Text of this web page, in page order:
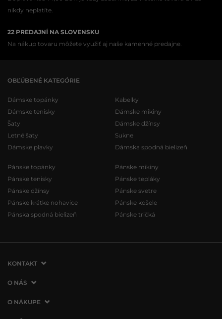
nikdy neplatíte.
22 PREDAJNÍ NA SLOVENSKU
Na nákup tovaru môžete využiť aj naše kamenné predajne.
OBĽÚBENÉ KATEGÓRIE
Dámske topánky
Dámske tenisky
Šaty
Letné šaty
Dámske plavky
Kabelky
Dámske mikiny
Dámske džínsy
Sukne
Dámska spodná bielizeň
Pánske topánky
Pánske tenisky
Pánske džínsy
Pánske krátke nohavice
Pánska spodná bielizeň
Pánske mikiny
Pánske tepláky
Pánske svetre
Pánske košele
Pánske tričká
KONTAKT
VERMONT Services Slovakia s. r. o.
821 07 Bratislava
O NÁS
O spoločnosti
O NÁKUPE